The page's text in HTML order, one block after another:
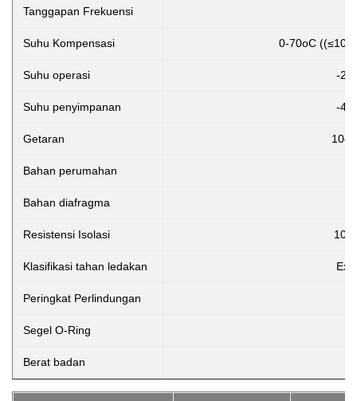
Tanggapan Frekuensi
Suhu Kompensasi 0-70oC
Suhu operasi -
Suhu penyimpanan -
Getaran
Bahan perumahan
Bahan diafragma
Resistensi Isolasi
Klasifikasi tahan ledakan Ex
Peringkat Perlindungan
Segel O-Ring
Berat badan